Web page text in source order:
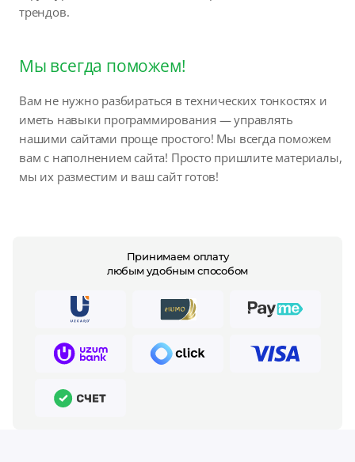
трендов.
Мы всегда поможем!
Вам не нужно разбираться в технических тонкостях и
иметь навыки программирования — управлять
нашими сайтами проще простого! Мы всегда поможем
вам с наполнением сайта! Просто пришлите материалы,
мы их разместим и ваш сайт готов!
Принимаем оплату
любым удобным способом